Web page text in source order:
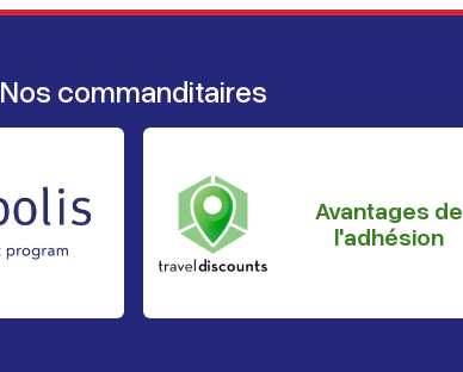
Nos commanditaires
Avantages de
l'adhésion